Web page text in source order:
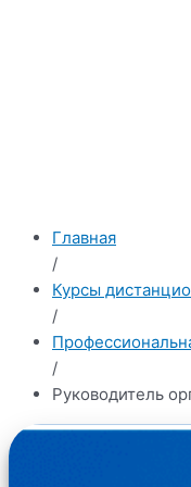
Главная
/
Курсы
/
/
Руководитель